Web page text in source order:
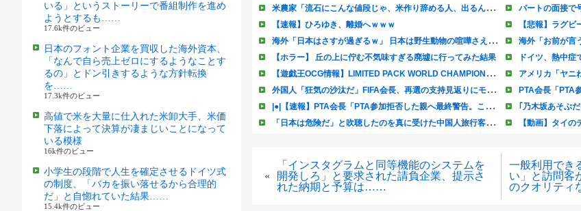
いる」というストーリーで番組制作を進め
ようとするも……
17.6k件のビュー
日本のフォント企業を買収した海外資本、
「なんで自ら売上ゼロにするようなことす
るの」とドン引きするような方針転換
を……
17.3k件のビュー
高値で米を大量に仕入れた米卸大手、米価
下落によって決算が凄まじいことになって
いる模様
16k件のビュー
小学生の段階で人生を確定させるドイツ式
の制度、「バカを振い落せるから合理的
だ」と自惚れていた結果……
15.4k件のビュー
«
「インスタグラムと同等機能のシステムを
開発しろ」と要求された請負企業、提示さ
れた納期と予算は……
一般利用でき
い」と訪問客
のクオリテ